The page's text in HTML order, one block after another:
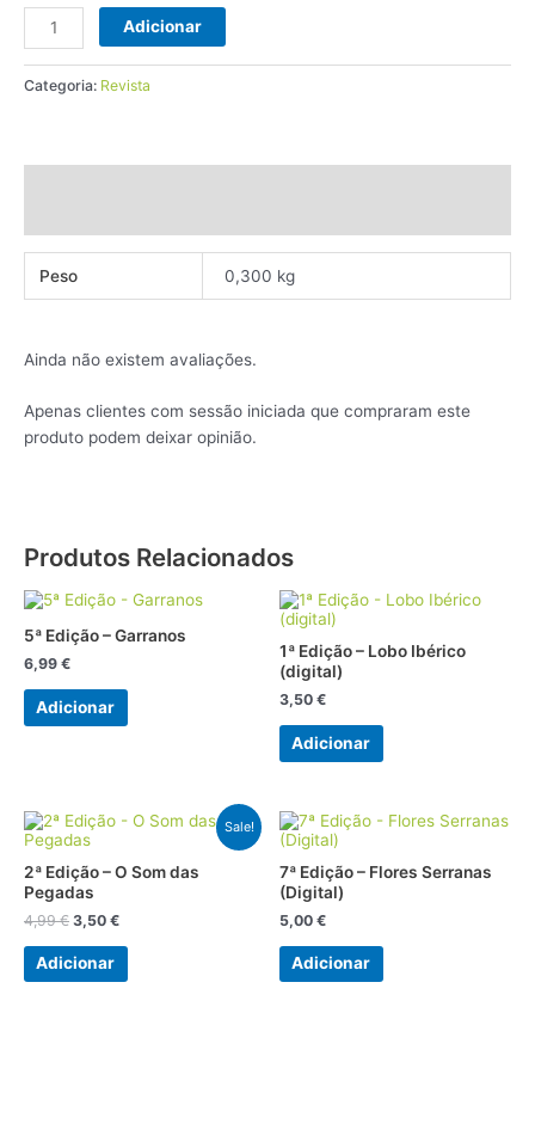
Adicionar
Categoria: Revista
Peso 0,300 kg
Ainda não existem avaliações.
Apenas clientes com sessão iniciada que compraram este
produto podem deixar opinião.
Produtos Relacionados
5ª Edição – Garranos
6,99 €
Adicionar
1ª Edição – Lobo Ibérico
(digital)
3,50 €
Adicionar
Sale!
2ª Edição – O Som das
Pegadas
4,99€
O
preço
era:
4,99 €.
3,50 €
O
é:
Adicionar
7ª Edição – Flores Serranas
(Digital)
5,00 €
Adicionar